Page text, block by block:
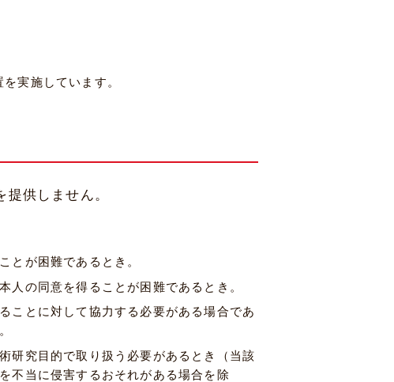
実施しています。
供しません。
とが困難であるとき。
人の同意を得ることが困難であるとき。
ことに対して協力する必要がある場合であ
研究目的で取り扱う必要があるとき（当該
不当に侵害するおそれがある場合を除